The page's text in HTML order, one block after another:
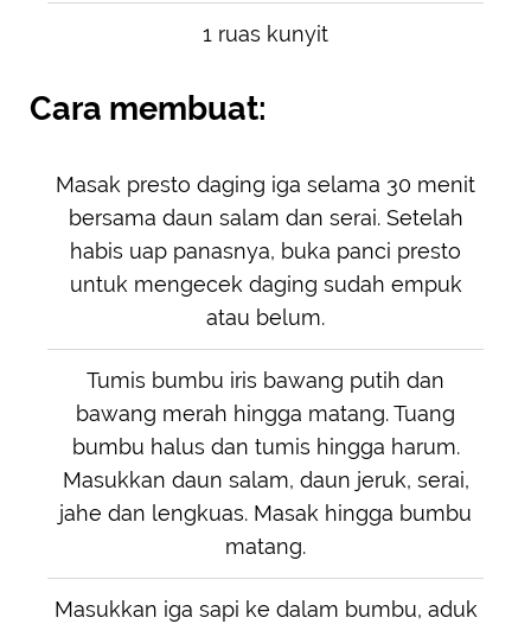
1 ruas kunyit
Cara membuat:
Masak presto daging iga selama 30 menit
bersama daun salam dan serai. Setelah
habis uap panasnya, buka panci presto
untuk mengecek daging sudah empuk
atau belum.
Tumis bumbu iris bawang putih dan
bawang merah hingga matang. Tuang
bumbu halus dan tumis hingga harum.
Masukkan daun salam, daun jeruk, serai,
jahe dan lengkuas. Masak hingga bumbu
matang.
Masukkan iga sapi ke dalam bumbu, aduk